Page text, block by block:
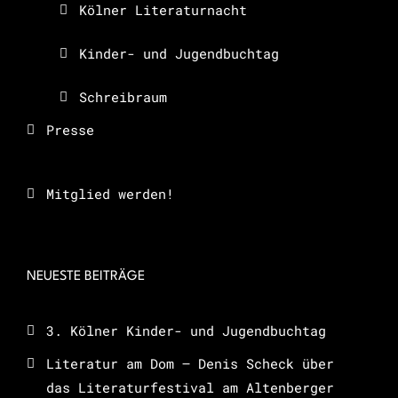
Kölner Literaturnacht
Kinder- und Jugendbuchtag
Schreibraum
Presse
Mitglied werden!
NEUESTE BEITRÄGE
3. Kölner Kinder- und Jugendbuchtag
Literatur am Dom – Denis Scheck über
das Literaturfestival am Altenberger